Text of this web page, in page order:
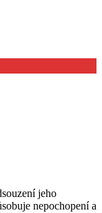
jeho
nepochopení a